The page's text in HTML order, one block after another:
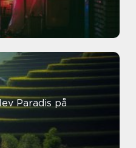
Paradis på